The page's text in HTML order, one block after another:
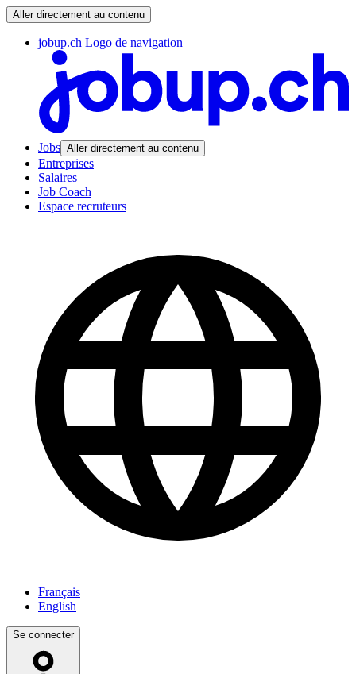
Aller directement au contenu
jobup.ch Logo de navigation
Jobs Aller directement au contenu
Entreprises
Salaires
Job Coach
Espace recruteurs
Français
English
Se connecter